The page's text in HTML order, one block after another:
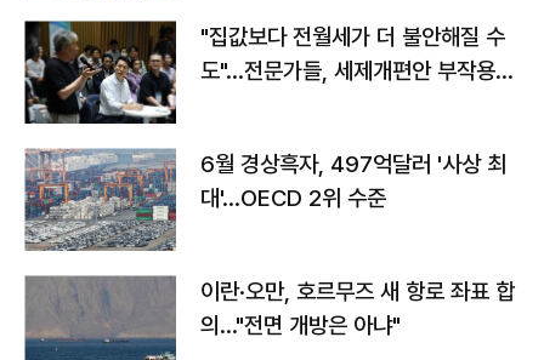
"집값보다 전월세가 더 불안해질 수
도"…전문가들, 세제개편안 부작용
6월 경상흑자, 497억달러 '사상 최
대'…OECD 2위 수준
이란·오만, 호르무즈 새 항로 좌표 합
의…"전면 개방은 아냐"